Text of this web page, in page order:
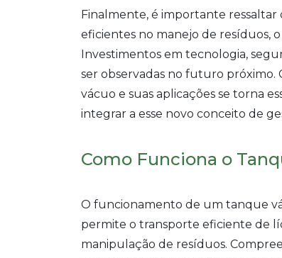
Finalmente, é importante ressaltar
eficientes no manejo de resíduos,
Investimentos em tecnologia,
ser observadas no futuro próximo.
vácuo e suas aplicações se torna
integrar a esse novo conceito de
Como Funciona o
O funcionamento de um tanque
permite o transporte eficiente de
manipulação de resíduos.